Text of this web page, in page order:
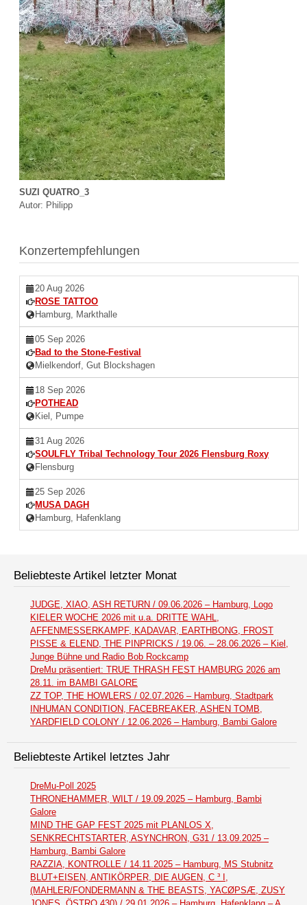
SUZI QUATRO_3
Autor: Philipp
Konzertempfehlungen
20 Aug 2026
ROSE TATTOO
Hamburg, Markthalle
05 Sep 2026
Bad to the Stone-Festival
Mielkendorf, Gut Blockshagen
18 Sep 2026
POTHEAD
Kiel, Pumpe
31 Aug 2026
SOULFLY Tribal Technology Tour 2026 Flensburg Roxy
Flensburg
25 Sep 2026
MUSA DAGH
Hamburg, Hafenklang
Beliebteste Artikel letzter Monat
JUDGE, XIAO, ASH RETURN / 09.06.2026 – Hamburg, Logo
KIELER WOCHE 2026 mit u.a. DRITTE WAHL,
AFFENMESSERKAMPF, KADAVAR, EARTHBONG, FROST
PISSE & ELEND, THE PINPRICKS / 19.06. – 28.06.2026 – Kiel,
Junge Bühne und Radio Bob Rockcamp
DreMu präsentiert: TRUE THRASH FEST HAMBURG 2026 am
28.11. im BAMBI GALORE
ZZ TOP, THE HOWLERS / 02.07.2026 – Hamburg, Stadtpark
INHUMAN CONDITION, FACEBREAKER, ASHEN TOMB,
YARDFIELD COLONY / 12.06.2026 – Hamburg, Bambi Galore
Beliebteste Artikel letztes Jahr
DreMu-Poll 2025
THRONEHAMMER, WILT / 19.09.2025 – Hamburg, Bambi
Galore
MIND THE GAP FEST 2025 mit PLANLOS X,
SENKRECHTSTARTER, ASYNCHRON, G31 / 13.09.2025 –
Hamburg, Bambi Galore
RAZZIA, KONTROLLE / 14.11.2025 – Hamburg, MS Stubnitz
BLUT+EISEN, ANTIKÖRPER, DIE AUGEN, C ³ I,
(MAHLER/FONDERMANN & THE BEASTS, YACØPSÆ, ZUSY